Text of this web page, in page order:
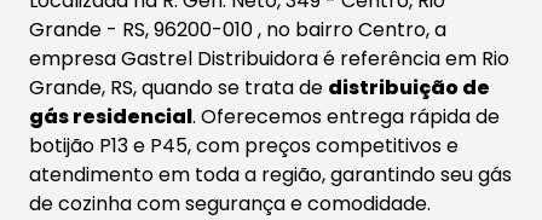
Grande - RS, 96200-010 , no bairro Centro, a
empresa Gastrel Distribuidora é referência em Rio
Grande, RS, quando se trata de distribuição de
gás residencial. Oferecemos entrega rápida de
botijão P13 e P45, com preços competitivos e
atendimento em toda a região, garantindo seu gás
de cozinha com segurança e comodidade.